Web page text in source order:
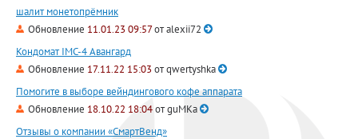
шалит монетопрёмник
Обновление 11.01.23 09:57отalexii72
Кондомат IMC-4 Авангард
Обновление 17.11.22 15:03 отqwertyshka
Помогите в выборе вейндингового кофе аппарата
Обновление 18.10.22 18:04отguMKa
Отзывы о компании «СмартВенд»